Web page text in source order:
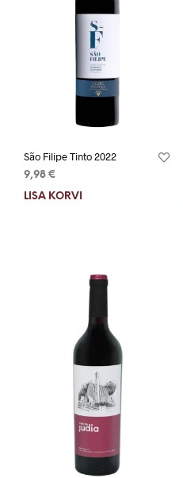
São Filipe Tinto 2022
9,98 €
LISA KORVI